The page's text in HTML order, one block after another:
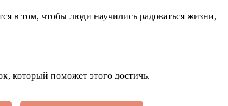
в том, чтобы люди научились радоваться жизни,
который поможет этого достичь.